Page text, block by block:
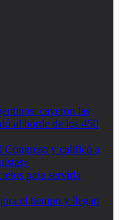
cayeron las
al borde de los 450
Congreso y calificó a
para servirla
el tiempo y llegan